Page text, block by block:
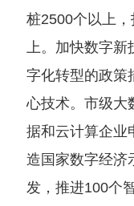
桩2500个以上
上。加快数字新
字化转型的政策
心技术。市级大
据和云计算企业
造国家数字经济
发，推进100个